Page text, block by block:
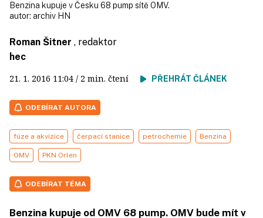
Benzina kupuje v Česku 68 pump sítě OMV.
autor: archiv HN
Roman Šitner , redaktor
hec
21. 1. 2016 11:04 / 2 min. čtení PŘEHRÁT ČLÁNEK
ODEBÍRAT AUTORA
fúze a akvizice čerpací stanice petrochemie Benzina
OMV PKN Orlen
ODEBÍRAT TÉMA
Benzina kupuje od OMV 68 pump. OMV bude mít v